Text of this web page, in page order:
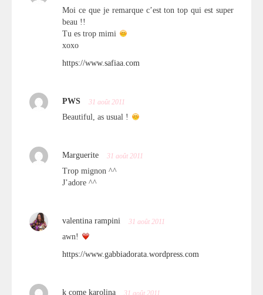
Moi ce que je remarque c’est ton top qui est super
beau !!
Tu es trop mimi
xoxo
https://www.safiaa.com
PWS 31 août 2011
Beautiful, as usual !
Marguerite 31 août 2011
Trop mignon ^^
J’adore ^^
valentina rampini 31 août 2011
awn!
https://www.gabbiadorata.wordpress.com
k come karolina 31 août 2011